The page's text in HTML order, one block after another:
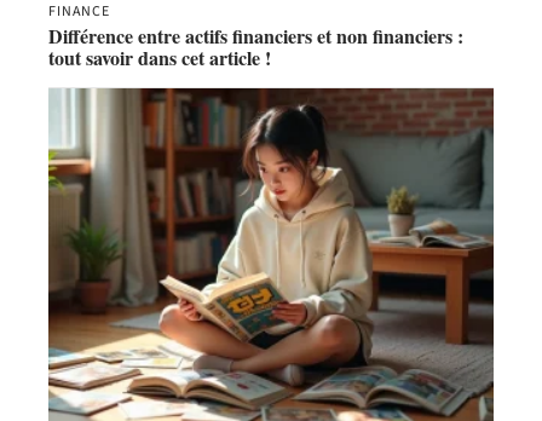
FINANCE
Différence entre actifs financiers et non financiers :
tout savoir dans cet article !